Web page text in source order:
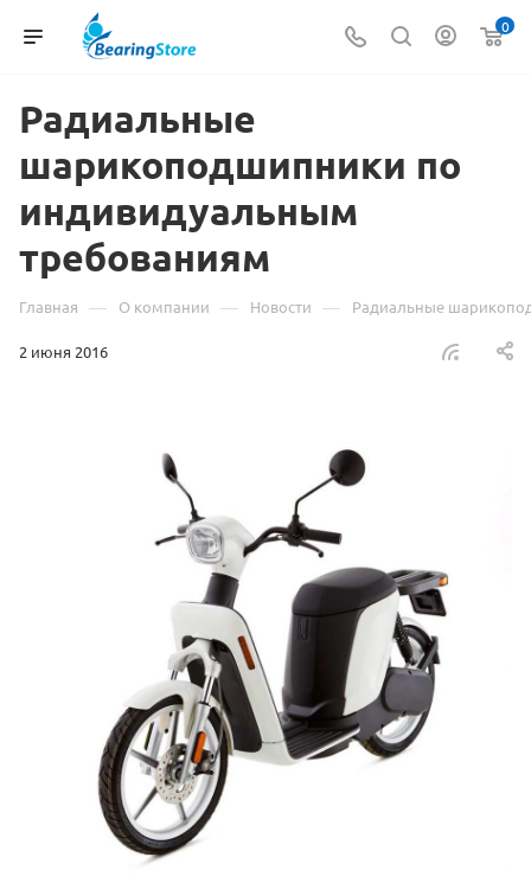
0
Радиальные
шарикоподшипники по
индивидуальным
требованиям
Главная — О компании — Новости — Радиальные
2 июня 2016